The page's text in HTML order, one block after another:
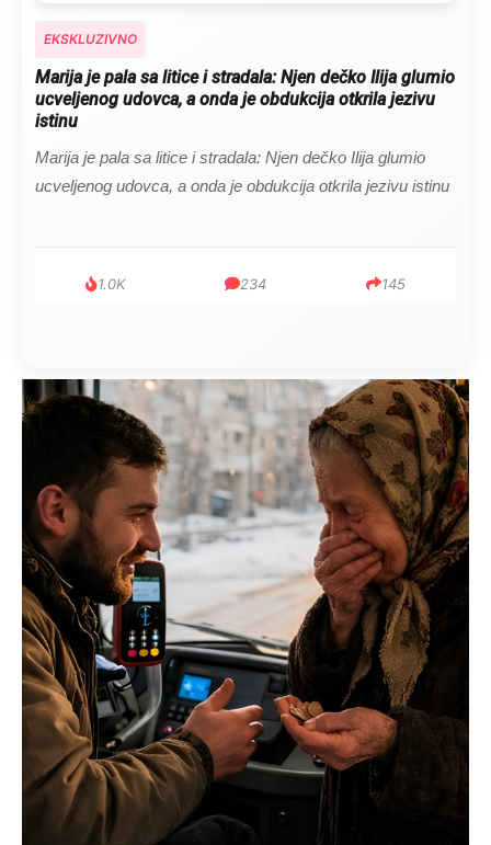
EKSKLUZIVNO
Marija je pala sa litice i stradala: Njen dečko Ilija glumio
ucveljenog udovca, a onda je obdukcija otkrila jezivu
istinu
Marija je pala sa litice i stradala: Njen dečko Ilija glumio
ucveljenog udovca, a onda je obdukcija otkrila jezivu istinu
1.0K 234 145